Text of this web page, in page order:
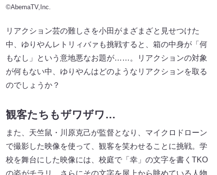
©AbemaTV,Inc.
リアクション芸の難しさを小田がまざまざと見せつけた
中、ゆりやんレトリィバァも挑戦すると、箱の中身が「何
もなし」という意地悪なお題が……。リアクションの対象
が何もない中、ゆりやんはどのようなリアクションを取る
のでしょうか？
観客たちもザワザワ…
また、天竺鼠・川原克己が監督となり、マイクロドローン
で撮影した映像を使って、観客を笑わせることに挑戦。学
校を舞台にした映像には、校庭で「幸」の文字を書くTKO
の姿がチラリ。さらにその文字を屋上から眺めている人物